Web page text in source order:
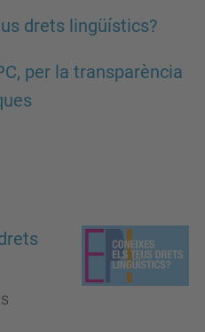
drets lingüístics?
per la transparència